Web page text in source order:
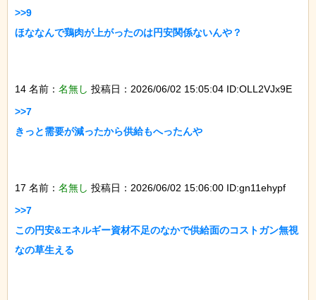
>>9
ほななんで鶏肉が上がったのは円安関係ないんや？
14 名前： 名無し 投稿日：2026/06/02 15:05:04 ID:OLL2VJx9E
>>7
きっと需要が減ったから供給もへったんや
17 名前： 名無し 投稿日：2026/06/02 15:06:00 ID:gn11ehypf
>>7
この円安&エネルギー資材不足のなかで供給面のコストガン無視
なの草生える